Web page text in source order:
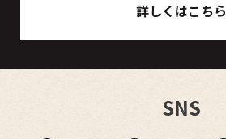
詳しくはこちら
SNS